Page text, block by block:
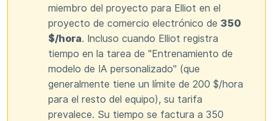
miembro del proyecto para Elliot en el
proyecto de comercio electrónico de 350
$/hora. Incluso cuando Elliot registra
tiempo en la tarea de "Entrenamiento de
modelo de IA personalizado" (que
generalmente tiene un límite de 200 $/hora
para el resto del equipo), su tarifa
prevalece. Su tiempo se factura a 350